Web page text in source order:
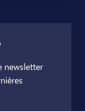
newsletter